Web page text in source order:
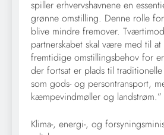
spiller erhvervshavnene en
grønne omstilling. Denne rolle
blive mindre fremover.
partnerskabet skal være med til
fremtidige omstillingsbehov for
der fortsat er plads til
som gods- og persontransport,
kæmpevindmøller og landstrøm.”
Klima-, energi-, og